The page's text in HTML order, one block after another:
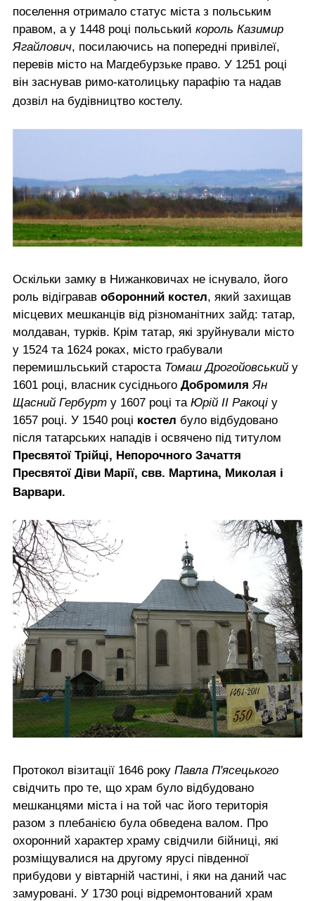
поселення отримало статус міста з польським
правом, а у 1448 році польський король Казимир
Ягайлович, посилаючись на попередні привілеї,
перевів місто на Магдебурзьке право. У 1251 році
він заснував римо-католицьку парафію та надав
дозвіл на будівництво костелу.
Оскільки замку в Нижанковичах не існувало, його
роль відігравав оборонний костел, який захищав
місцевих мешканців від різноманітних зайд: татар,
молдаван, турків. Крім татар, які зруйнували місто
у 1524 та 1624 роках, місто грабували
перемишльський староста Томаш Дрогойовський у
1601 році, власник сусіднього Добромиля Ян
Щасний Гербурт у 1607 році та Юрій II Ракоці у
1657 році. У 1540 році костел було відбудовано
після татарських нападів і освячено під титулом
Пресвятої Трійці, Непорочного Зачаття
Пресвятої Діви Марії, свв. Мартина, Миколая і
Варвари.
Протокол візитації 1646 року Павла П'ясецького
свідчить про те, що храм було відбудовано
мешканцями міста і на той час його територія
разом з плебанією була обведена валом. Про
охоронний характер храму свідчили бійниці, які
розміщувалися на другому ярусі південної
прибудови у вівтарній частині, і яки на даний час
замуровані. У 1730 році відремонтований храм